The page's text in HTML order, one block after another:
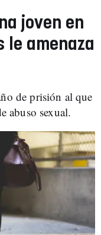
joven en
le amenaza
de prisión al que
abuso sexual.